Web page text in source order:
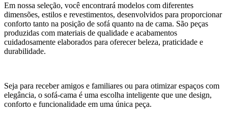
Em nossa seleção, você encontrará modelos com diferentes
dimensões, estilos e revestimentos, desenvolvidos para proporcionar
conforto tanto na posição de sofá quanto na de cama. São peças
produzidas com materiais de qualidade e acabamentos
cuidadosamente elaborados para oferecer beleza, praticidade e
durabilidade.
Seja para receber amigos e familiares ou para otimizar espaços com
elegância, o sofá-cama é uma escolha inteligente que une design,
conforto e funcionalidade em uma única peça.